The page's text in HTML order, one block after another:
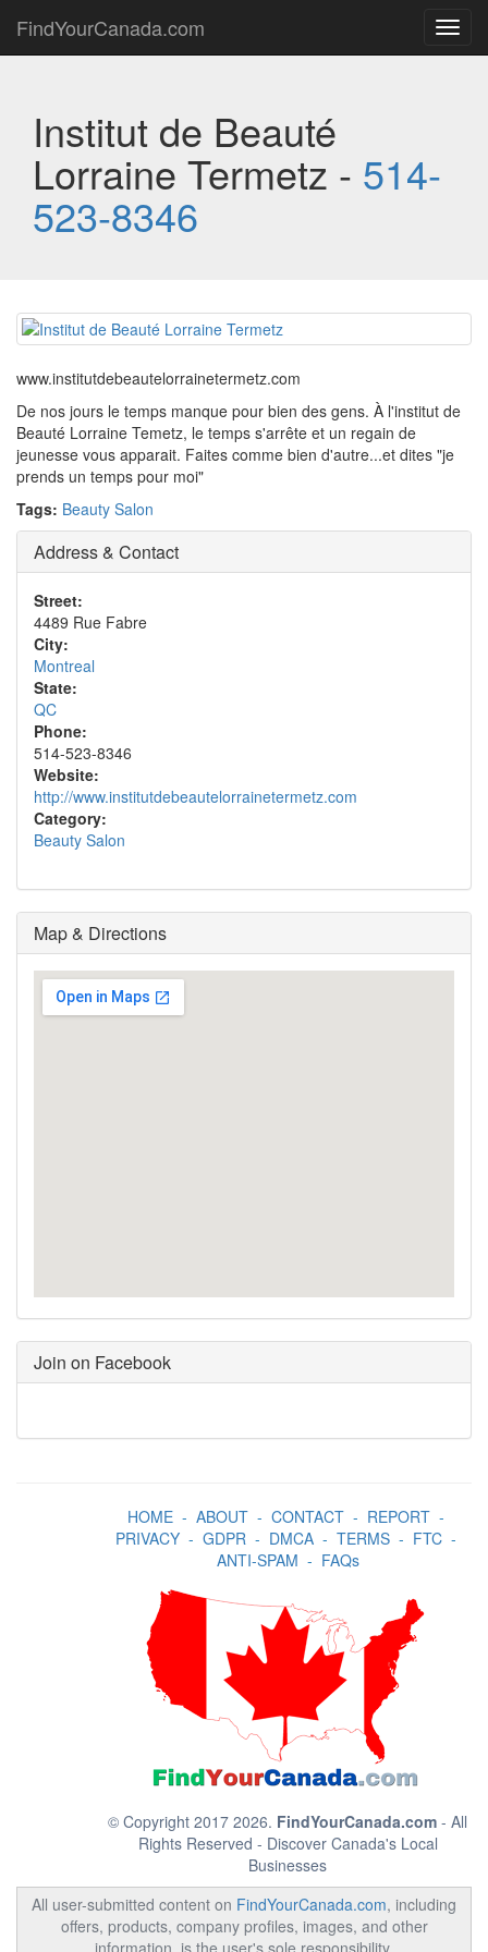
FindYourCanada.com
Institut de Beauté
Lorraine Termetz - 514-
523-8346
www.institutdebeautelorrainetermetz.com
De nos jours le temps manque pour bien des gens. À l'institut de
Beauté Lorraine Temetz, le temps s'arrête et un regain de
jeunesse vous apparait. Faites comme bien d'autre...et dites "je
prends un temps pour moi"
Tags: Beauty Salon
Address & Contact
Street:
4489 Rue Fabre
City:
Montreal
State:
QC
Phone:
514-523-8346
Website:
http://www.institutdebeautelorrainetermetz.com
Category:
Beauty Salon
Map & Directions
Join on Facebook
HOME- ABOUT- CONTACT- REPORT-
PRIVACY- GDPR- DMCA- TERMS- FTC-
ANTI-SPAM - FAQs
© Copyright 2017 2026. FindYourCanada.com - All
Rights Reserved - Discover Canada's Local
Businesses
All user-submitted content on FindYourCanada.com, including
offers, products, company profiles, images, and other
information, is the user's sole responsibility.